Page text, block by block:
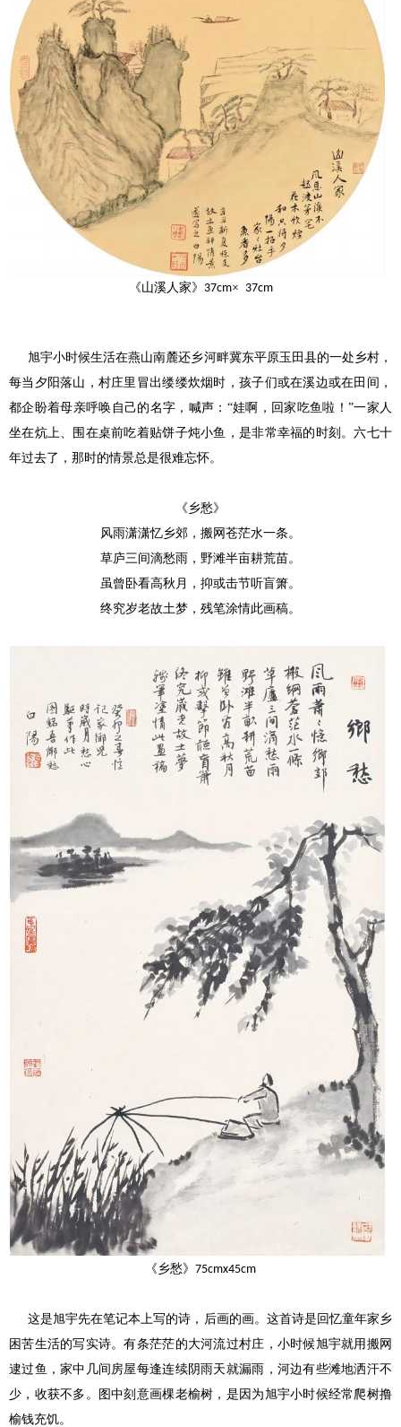
《山溪人家》 37cm× 37cm
旭宇小时候生活在燕山南麓还乡河畔冀东平原玉田县的一处乡村，
每当夕阳落山，村庄里冒出缕缕炊烟时，孩子们或在溪边或在田间，
都企盼着母亲呼唤自己的名字，喊声： “娃啊，回家吃鱼啦！”一家人
坐在炕上、围在桌前吃着贴饼子炖小鱼，是非常幸福的时刻。六七十
年过去了，那时的情景总是很难忘怀。
《乡愁》
风雨潇潇忆乡郊，搬网苍茫水一条。
草庐三间滴愁雨，野滩半亩耕荒苗。
虽曾卧看高秋月，抑或击节听盲箫。
终究岁老故土梦，残笔涂情此画稿。
《乡愁》 75cmx45cm
这是旭宇先在笔记本上写的诗，后画的画。这首诗是回忆童年家乡
困苦生活的写实诗。有条茫茫的大河流过村庄，小时候旭宇就用搬网
逮过鱼，家中几间房屋每逢连续阴雨天就漏雨，河边有些滩地洒汗不
少，收获不多。图中刻意画棵老榆树，是因为旭宇小时候经常爬树撸
榆钱充饥。